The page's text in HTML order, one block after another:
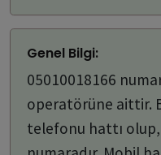
Genel Bilgi:
05010018166
operatörüne aittir.
telefonu hattı